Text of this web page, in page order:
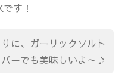
す！
に、ガーリックソルト
ーでも美味しいよ～♪